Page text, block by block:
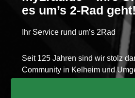
es um’s 2-Rad geht!
Ihr Service rund um’s 2Rad
Seit 125 Jahren sind wir stolz
Community in Kelheim und